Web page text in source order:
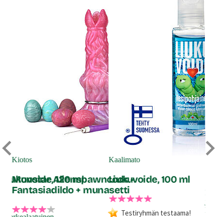
120 ml
Kiotos
Monstar Alienspawncock -
Fantasiadildo + munasetti
Kaalimato
Liukuvoide, 100 ml
Testiryhmän testaama!